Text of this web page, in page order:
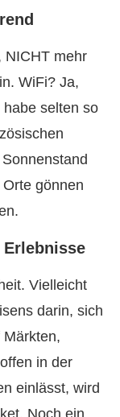
NICHT mehr
WiFi? Ja,
selten so
gönnen
Vielleicht
darin, sich
in der
einlässt, wird
Noch ein